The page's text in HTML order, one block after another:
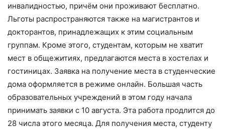
инвалидностью, причём они проживают бесплатно.
Льготы распространяются также на магистрантов и
докторантов, принадлежащих к этим социальным
группам. Кроме этого, студентам, которым не хватит
мест в общежитиях, предлагаются места в хостелах и
гостиницах. Заявка на получение места в студенческие
дома оформляется в режиме онлайн. Большая часть
образовательных учреждений в этом году начала
принимать заявки с 10 августа. Эта работа продлится до
28 числа этого месяца. Для получения места, студенту